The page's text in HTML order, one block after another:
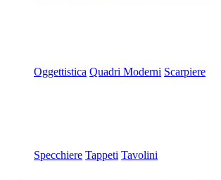
Oggettistica Quadri Moderni Scarpiere
Specchiere Tappeti Tavolini